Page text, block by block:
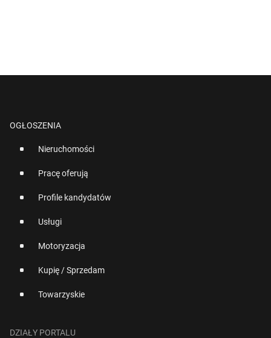
OGŁOSZENIA
Nieruchomości
Pracę oferują
Profile kandydatów
Usługi
Motoryzacja
Kupię / Sprzedam
Towarzyskie
DZIAŁY PORTALU